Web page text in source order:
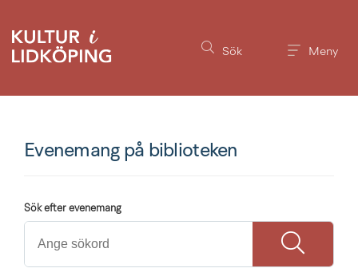
Sök Meny
Evenemang på biblioteken
Sök efter evenemang